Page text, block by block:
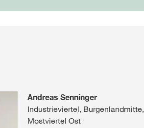
Andreas Senninger
Industrieviertel, Burgenlandmitte,
Mostviertel Ost